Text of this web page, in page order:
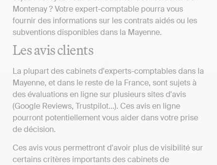
Montenay ? Votre expert-comptable pourra vous
fournir des informations sur les contrats aidés ou les
subventions disponibles dans la Mayenne.
Les avis clients
La plupart des cabinets d'experts-comptables dans la
Mayenne, et dans le reste de la France, sont sujets à
des évaluations en ligne sur plusieurs sites d'avis
(Google Reviews, Trustpilot...). Ces avis en ligne
pourront potentiellement vous aider dans votre prise
de décision.
Ces avis vous permettront d'avoir plus de visibilité sur
certains critères importants des cabinets de